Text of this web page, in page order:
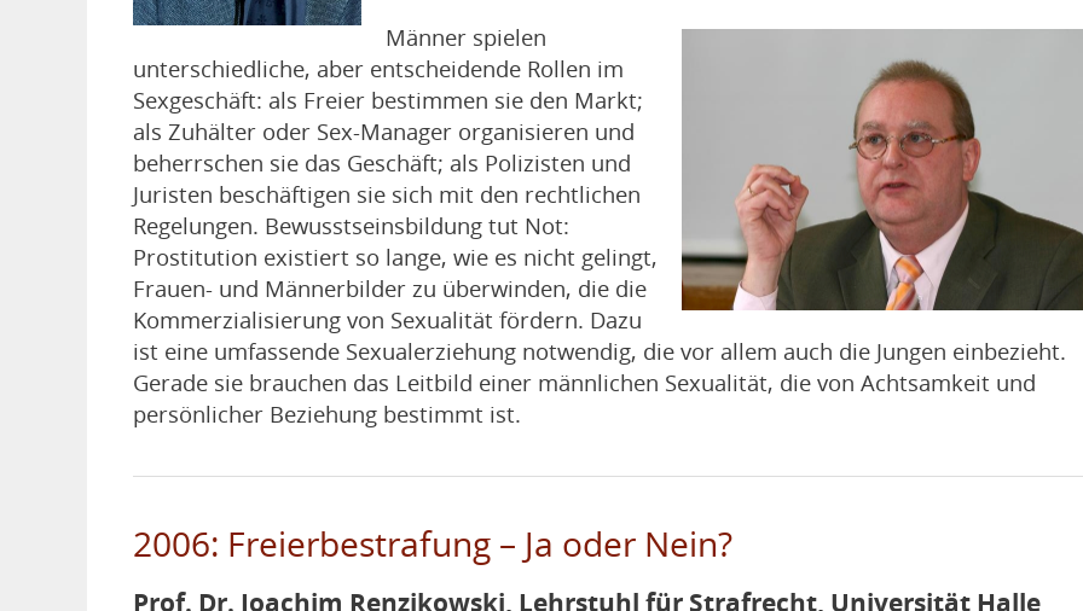
Männer spielen
unterschiedliche, aber entscheidende Rollen im
Sexgeschäft: als Freier bestimmen sie den Markt;
als Zuhälter oder Sex-Manager organisieren und
beherrschen sie das Geschäft; als Polizisten und
Juristen beschäftigen sie sich mit den rechtlichen
Regelungen. Bewusstseinsbildung tut Not:
Prostitution existiert so lange, wie es nicht gelingt,
Frauen- und Männerbilder zu überwinden, die die
Kommerzialisierung von Sexualität fördern. Dazu
ist eine umfassende Sexualerziehung notwendig, die vor allem auch die Jungen einbezieht.
Gerade sie brauchen das Leitbild einer männlichen Sexualität, die von Achtsamkeit und
persönlicher Beziehung bestimmt ist.
2006: Freierbestrafung – Ja oder Nein?
Prof. Dr. Joachim Renzikowski, Lehrstuhl für Strafrecht, Universität Halle